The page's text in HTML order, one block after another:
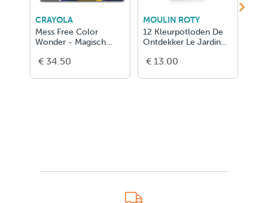
CRAYOLA
Mess Free Color
Wonder - Magisch
€ 34.50
MOULIN ROTY
12 Kleurpotloden De
Ontdekker Le Jardin
€ 13.00